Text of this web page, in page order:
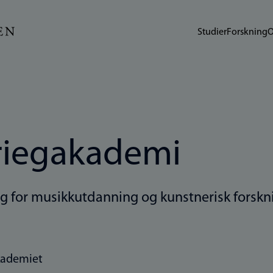
StudierForskning
for musikkutdanning og kunstnerisk